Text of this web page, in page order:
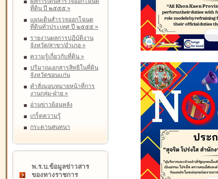
ที่ดิน ปี ๒๕๕๕ »
แผนเดินสำรวจออกโฉนด
ที่ดินทั่วประเทศ ปี ๒๕๕๕ »
รายงานผลการปฏิบัติงาน
จังหวัด/สาขา/อำเภอ »
ความรู้เกี่ยวกับที่ดิน »
ปริมาณเอกสารสิทธิในที่ดิน
จังหวัดขอนแก่น
คำสั่งมอบหมายหน้าที่การ
งานกลุ่ม-ฝ่าย »
อ่านข่าวย้อนหลัง
เกร็ดความรู้
กระดานสนทนา
พ.ร.บ.ข้อมูลข่าวสาร
ของทางราชการ